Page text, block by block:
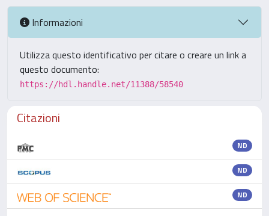
Informazioni
Utilizza questo identificativo per citare o creare un link a
questo documento:
https://hdl.handle.net/11388/58540
Citazioni
ND
ND
ND